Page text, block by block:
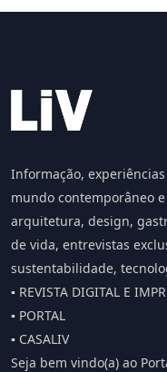
Informação,
mundo contemporâneo
arquitetura, design,
de vida, entrevistas
sustentabilidade,
▪️ REVISTA DIGITAL E
▪️ PORTAL
▪️ CASALIV
Seja bem vindo(a) ao